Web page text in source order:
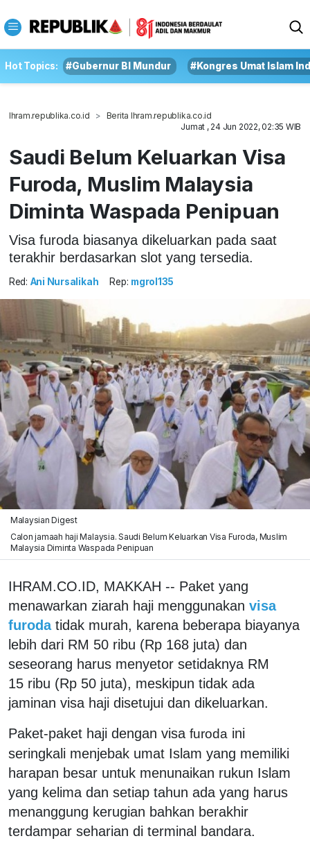
Hot Topics: #Gubernur BI Mundur #Kongres Umat Islam
Ihram.republika.co.id
Berita Ihram.republika.co.id
Jumat , 24 Jun 2022, 02:35 WIB
Saudi Belum Keluarkan Visa
Furoda, Muslim Malaysia
Diminta Waspada Penipuan
Visa furoda biasanya dikeluarkan pada saat
terakhir berdasarkan slot yang tersedia.
Red: Ani Nursalikah Rep: mgrol135
Malaysian Digest
Calon jamaah haji Malaysia. Saudi Belum Keluarkan Visa Furoda, Muslim
Malaysia Diminta Waspada Penipuan
IHRAM.CO.ID, MAKKAH -- Paket yang
menawarkan ziarah haji menggunakan visa
furoda tidak murah, karena beberapa biayanya
lebih dari RM 50 ribu (Rp 168 juta) dan
seseorang harus menyetor setidaknya RM
15 ribu (Rp 50 juta), meskipun tidak ada
jaminan visa haji disetujui dan dikeluarkan.
Paket-paket haji dengan visa furoda ini
seringkali menjebak umat Islam yang memiliki
harapan besar untuk menunaikan rukun Islam
yang kelima dan setiap tahun ada yang harus
menanggung kerugian bahkan berakhir
terdampar seharian di terminal bandara.